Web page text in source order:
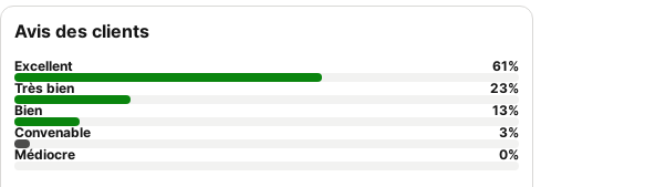
Avis des clients
Excellent 61%
Très bien
23%
Bien
13%
Convenable
3%
Médiocre
0%